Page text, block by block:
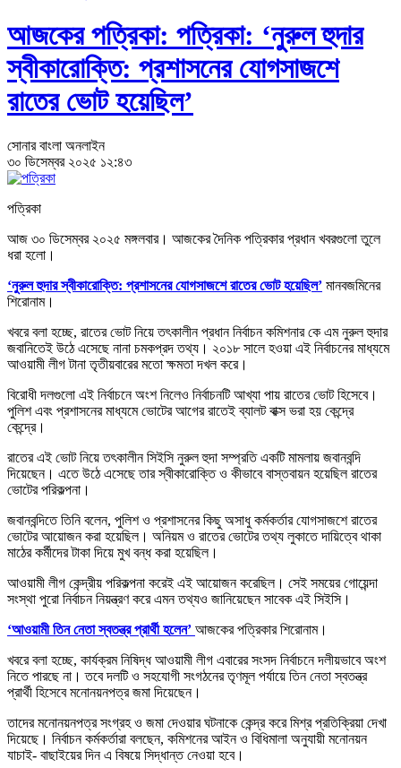
আজকের পত্রিকা: পত্রিকা: ‘নুরুল হুদার
স্বীকারোক্তি: প্রশাসনের যোগসাজশে
রাতের ভোট হয়েছিল’
সোনার বাংলা অনলাইন
৩০ ডিসেম্বর ২০২৫ ১২:৪৩
পত্রিকা
আজ ৩০ ডিসেম্বর ২০২৫ মঙ্গলবার। আজকের দৈনিক পত্রিকার প্রধান খবরগুলো তুলে
ধরা হলো।
‘নুরুল হুদার স্বীকারোক্তি: প্রশাসনের যোগসাজশে রাতের ভোট হয়েছিল’ মানবজমিনের
শিরোনাম।
খবরে বলা হচ্ছে, রাতের ভোট নিয়ে তৎকালীন প্রধান নির্বাচন কমিশনার কে এম নুরুল হুদার
জবানিতেই উঠে এসেছে নানা চমকপ্রদ তথ্য। ২০১৮ সালে হওয়া এই নির্বাচনের মাধ্যমে
আওয়ামী লীগ টানা তৃতীয়বারের মতো ক্ষমতা দখল করে।
বিরোধী দলগুলো এই নির্বাচনে অংশ নিলেও নির্বাচনটি আখ্যা পায় রাতের ভোট হিসেবে।
পুলিশ এবং প্রশাসনের মাধ্যমে ভোটের আগের রাতেই ব্যালট বাক্স ভরা হয় কেন্দ্রে
কেন্দ্রে।
রাতের এই ভোট নিয়ে তৎকালীন সিইসি নুরুল হুদা সম্প্রতি একটি মামলায় জবানবন্দি
দিয়েছেন। এতে উঠে এসেছে তার স্বীকারোক্তি ও কীভাবে বাস্তবায়ন হয়েছিল রাতের
ভোটের পরিকল্পনা।
জবানবন্দিতে তিনি বলেন, পুলিশ ও প্রশাসনের কিছু অসাধু কর্মকর্তার যোগসাজশে রাতের
ভোটের আয়োজন করা হয়েছিল। অনিয়ম ও রাতের ভোটের তথ্য লুকাতে দায়িত্বে থাকা
মাঠের কর্মীদের টাকা দিয়ে মুখ বন্ধ করা হয়েছিল।
আওয়ামী লীগ কেন্দ্রীয় পরিকল্পনা করেই এই আয়োজন করেছিল। সেই সময়ের গোয়েন্দা
সংস্থা পুরো নির্বাচন নিয়ন্ত্রণ করে এমন তথ্যও জানিয়েছেন সাবেক এই সিইসি।
‘আওয়ামী তিন নেতা স্বতন্ত্র প্রার্থী হলেন’ আজকের পত্রিকার শিরোনাম।
খবরে বলা হচ্ছে, কার্যক্রম নিষিদ্ধ আওয়ামী লীগ এবারের সংসদ নির্বাচনে দলীয়ভাবে অংশ
নিতে পারছে না। তবে দলটি ও সহযোগী সংগঠনের তৃণমূল পর্যায়ে তিন নেতা স্বতন্ত্র
প্রার্থী হিসেবে মনোনয়নপত্র জমা দিয়েছেন।
তাদের মনোনয়নপত্র সংগ্রহ ও জমা দেওয়ার ঘটনাকে কেন্দ্র করে মিশ্র প্রতিক্রিয়া দেখা
দিয়েছে। নির্বাচন কর্মকর্তারা বলছেন, কমিশনের আইন ও বিধিমালা অনুযায়ী মনোনয়ন
যাচাই- বাছাইয়ের দিন এ বিষয়ে সিদ্ধান্ত নেওয়া হবে।